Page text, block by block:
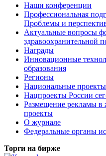
Наши конференции
Профессиональная
Проблемы и
Актуальные вопросы
здравоохранительной
Награды
Инновационные
образования
Регионы
Национальные проекты
Нацпроекты России
Размещение рекламы в
проекты
О журнале
Федеральные органы
Торги на бирже